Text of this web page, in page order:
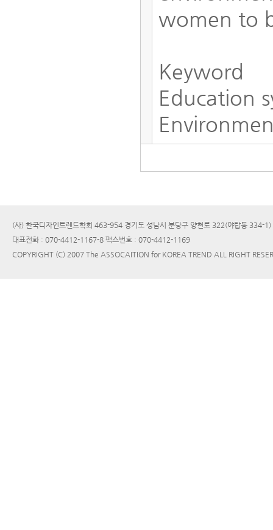
women to
Keyword
Education
(사) 한국디자인트렌드학회 463-954 경기도 성남시 분당구 양현로 322(야탑동 334-
대표전화 : 070-4412-1167-8 팩스번호 : 070-4412-1169
COPYRIGHT (C) 2007 The ASSOCAITION for KOREA TREND ALL RIGHT